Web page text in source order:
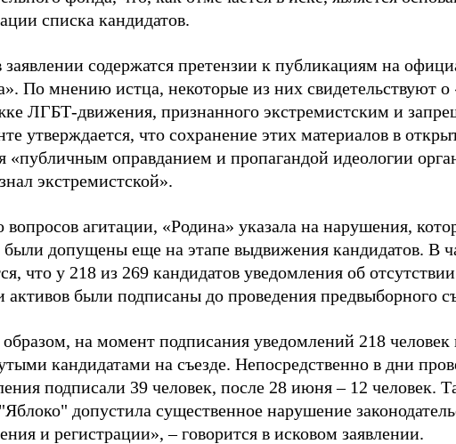
списка кандидатов.
содержатся претензии к публикациям на
По мнению истца, некоторые из них свидетельствуют о
ЛГБТ-движения, признанного экстремистским и
утверждается, что сохранение этих материалов в
«публичным оправданием и пропагандой идеологии
экстремистской».
агитации, «Родина» указала на нарушения,
были допущены еще на этапе выдвижения кандидатов. В
что у 218 из 269 кандидатов уведомления об
активов были подписаны до проведения предвыборного
на момент подписания уведомлений 218 человек
кандидатами на съезде. Непосредственно в дни
подписали 39 человек, после 28 июня – 12 человек.
допустила существенное нарушение
и регистрации», – говорится в исковом заявлении.